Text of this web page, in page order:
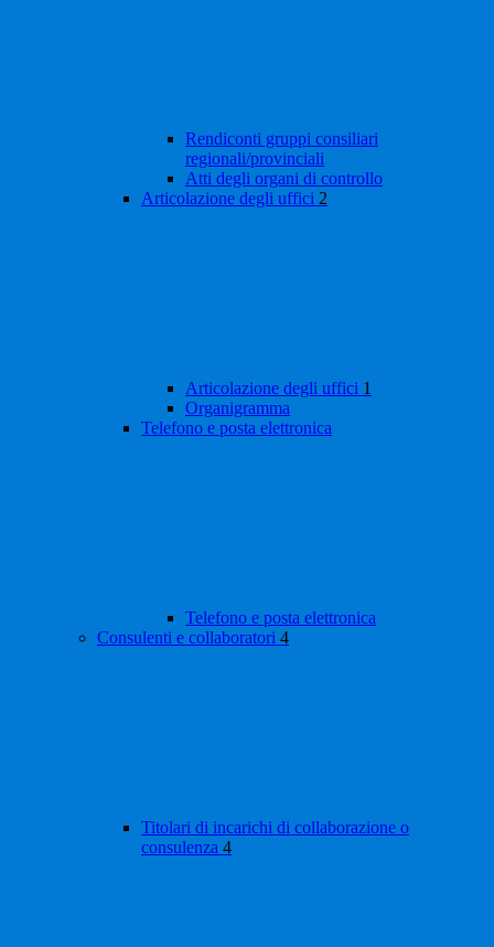
Rendiconti gruppi consiliari
regionali/provinciali
Atti degli organi di controllo
Articolazione degli uffici 2
Articolazione degli uffici 1
Organigramma
Telefono e posta elettronica
Telefono e posta elettronica
Consulenti e collaboratori 4
Titolari di incarichi di collaborazione o
consulenza 4